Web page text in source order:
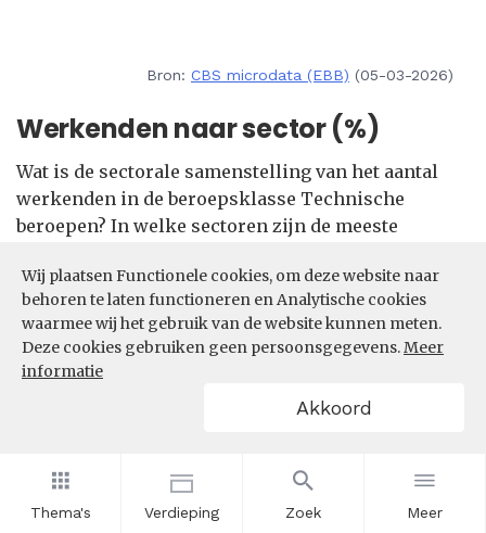
Thema's Verdieping Zoek Meer
Wij plaatsen Functionele cookies, om deze website naar
behoren te laten functioneren en Analytische cookies
waarmee wij het gebruik van de website kunnen meten.
Deze cookies gebruiken geen persoonsgegevens.Meer
informatie
Akkoord
Bron: CBS microdata (EBB) (05-03-2026)
Werkenden naar sector (%)
Wat is de sectorale samenstelling van het aantal
werkenden in de beroepsklasse Technische
beroepen? In welke sectoren zijn de meeste
beroepen actief?
Filters